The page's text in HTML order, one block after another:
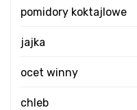
pomidory koktajlowe
jajka
ocet winny
chleb